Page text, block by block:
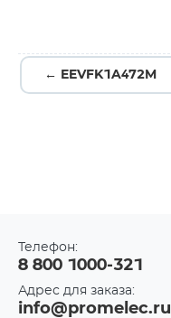
← EEVFK1A472M
Телефон:
8 800 1000-321
Адрес для заказа:
info@promelec.ru